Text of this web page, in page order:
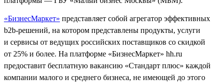
«БизнесМаркет» представляет собой агрегатор эффективных
b2b-решений, на котором представлены продукты, услуги
и сервисы от ведущих российских поставщиков со скидкой
от 25% и более. На платформе «БизнесМаркет» hh.ru
предоставит бесплатную вакансию «Стандарт плюс» каждой
компании малого и среднего бизнеса, не имеющей до этого